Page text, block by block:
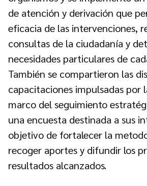
de atención y derivación que
eficacia de las intervenciones,
consultas de la ciudadanía y
necesidades particulares de
También se compartieron las
capacitaciones impulsadas por
marco del seguimiento
una encuesta destinada a sus
objetivo de fortalecer la
recoger aportes y difundir los
resultados alcanzados.